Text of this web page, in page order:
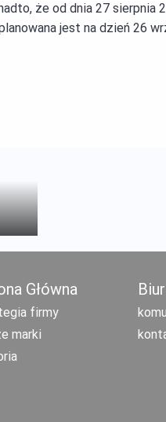
że od dnia 27 sierpnia
jest na dzień 26
Główna
firmy
marki